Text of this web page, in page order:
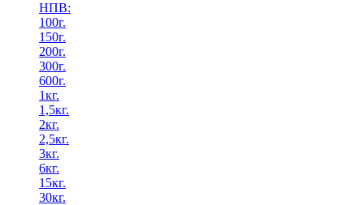
НПВ:
100г.
150г.
200г.
300г.
600г.
1кг.
1,5кг.
2кг.
2,5кг.
3кг.
6кг.
15кг.
30кг.